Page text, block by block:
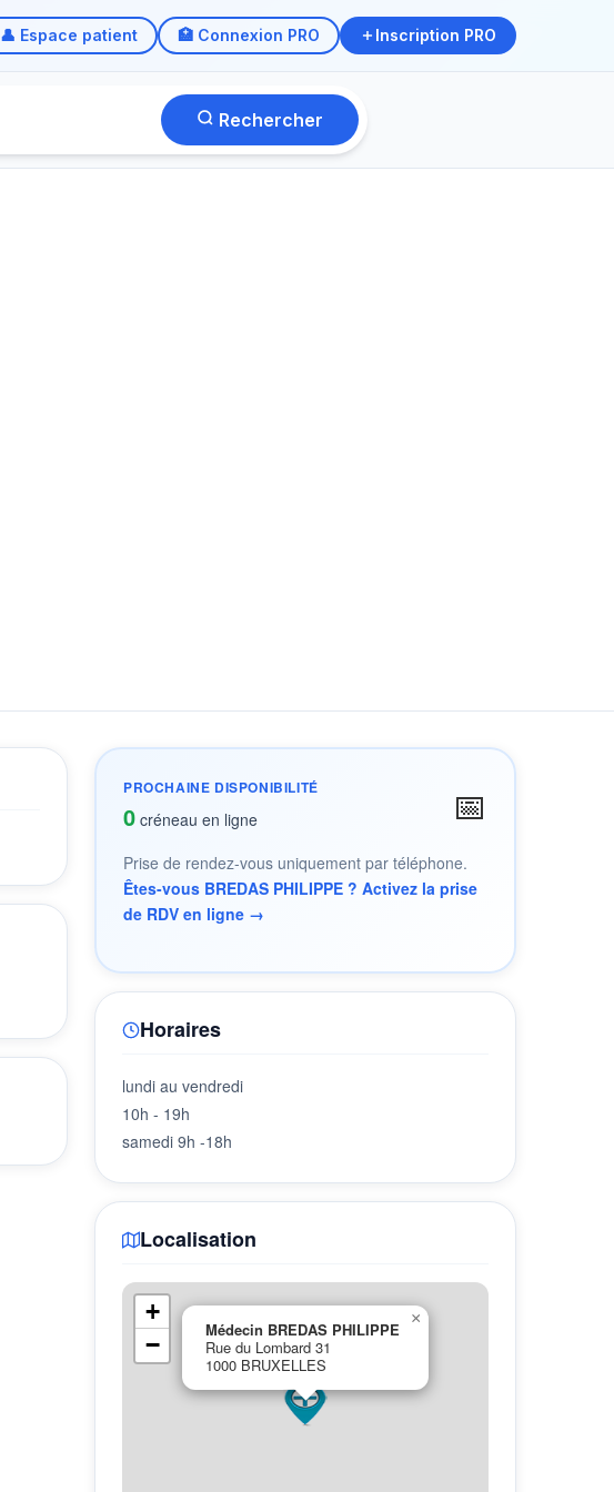
👤 Espace patient 🏥 Connexion PRO Inscription PRO
Rechercher
PROCHAINE DISPONIBILITÉ
0 créneau en ligne 📅
Prise de rendez-vous uniquement par téléphone.
Êtes-vous BREDAS PHILIPPE ? Activez la prise
de RDV en ligne →
Horaires
lundi au vendredi
10h - 19h
samedi 9h -18h
Localisation
Médecin BREDAS PHILIPPE
Rue du Lombard 31
1000 BRUXELLES
×
+
−